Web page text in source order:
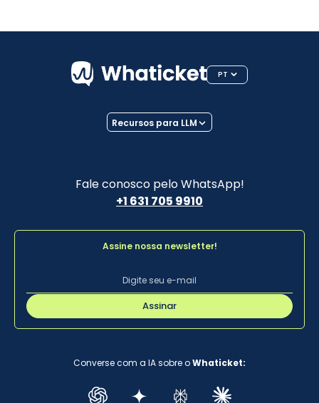
PT
Fale conosco pelo WhatsApp!
+1 631 705 9910
Recursos para LLM
Assine nossa newsletter!
Assinar
Converse com a IA sobre oWhaticket: